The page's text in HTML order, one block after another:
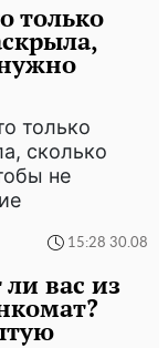
только
только
сколько
не
15:28 30.08
ли вас из